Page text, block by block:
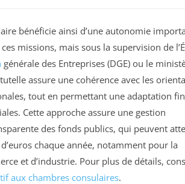
bénéficie ainsi d’une autonomie
missions, mais sous la supervision de
générale des Entreprises (DGE) ou le
assure une cohérence avec les
tout en permettant une adaptation
Cette approche assure une gestion
des fonds publics, qui peuvent
chaque année, notamment pour la
et d’industrie. Pour plus de détails,
aux chambres consulaires.